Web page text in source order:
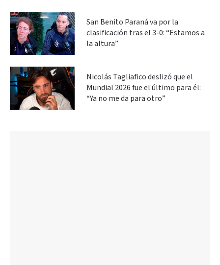
San Benito Paraná va por la
clasificación tras el 3-0: “Estamos a
la altura”
Nicolás Tagliafico deslizó que el
Mundial 2026 fue el último para él:
“Ya no me da para otro”